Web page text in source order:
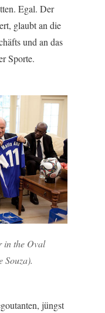
Egal. Der
glaubt an die
und an das
Sporte.
in the Oval
Souza).
jüngst